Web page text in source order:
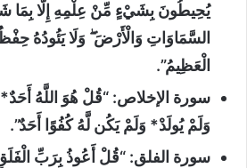
يُحِيطُونَ بِشَيْءٍ مِّنْ عِلْمِهِ إِلَّا بِمَا
السَّمَاوَاتِ وَالْأَرْضَ ۖ وَلَا يَئُودُهُ
الْعَظِيمُ”.
سورة الإخلاص: “قُلْ هُوَ اللَّهُ أَحَدٌ*
وَلَمْ يُولَدْ* وَلَمْ يَكُن لَّهُ كُفُوًا أَحَدٌ”.
سورة الفلق: “قُلْ أَعُوذُ بِرَبِّ